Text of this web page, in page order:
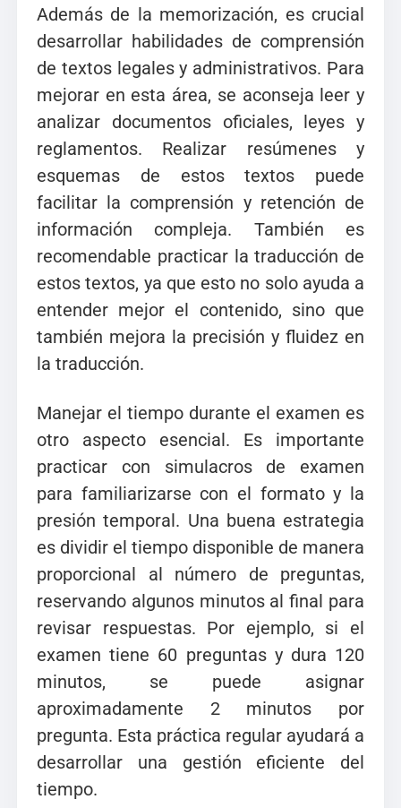
Además de la memorización, es crucial
desarrollar habilidades de comprensión
de textos legales y administrativos. Para
mejorar en esta área, se aconseja leer y
analizar documentos oficiales, leyes y
reglamentos. Realizar resúmenes y
esquemas de estos textos puede
facilitar la comprensión y retención de
información compleja. También es
recomendable practicar la traducción de
estos textos, ya que esto no solo ayuda a
entender mejor el contenido, sino que
también mejora la precisión y fluidez en
la traducción.
Manejar el tiempo durante el examen es
otro aspecto esencial. Es importante
practicar con simulacros de examen
para familiarizarse con el formato y la
presión temporal. Una buena estrategia
es dividir el tiempo disponible de manera
proporcional al número de preguntas,
reservando algunos minutos al final para
revisar respuestas. Por ejemplo, si el
examen tiene 60 preguntas y dura 120
minutos, se puede asignar
aproximadamente 2 minutos por
pregunta. Esta práctica regular ayudará a
desarrollar una gestión eficiente del
tiempo.